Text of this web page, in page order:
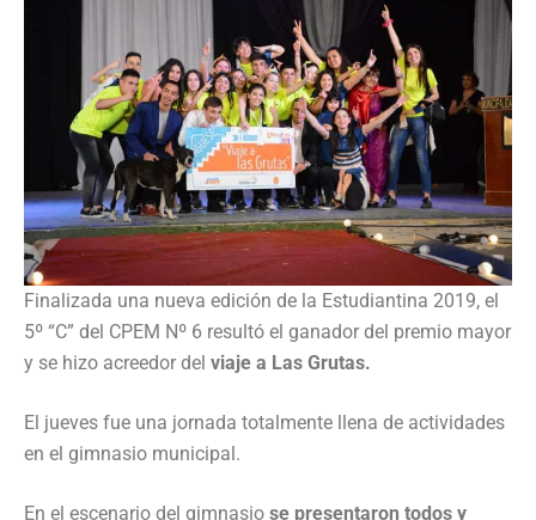
Finalizada una nueva edición de la Estudiantina 2019, el
5º “C” del CPEM Nº 6 resultó el ganador del premio mayor
y se hizo acreedor del viaje a Las Grutas.
El jueves fue una jornada totalmente llena de actividades
en el gimnasio municipal.
En el escenario del gimnasio se presentaron todos y